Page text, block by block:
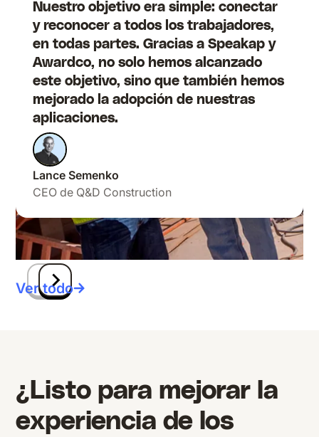
Nuestro objetivo era simple: conectar
y reconocer a todos los trabajadores,
en todas partes. Gracias a Speakap y
Awardco, no solo hemos alcanzado
este objetivo, sino que también hemos
mejorado la adopción de nuestras
aplicaciones.
Lance Semenko
CEO de Q&D Construction
Elegimos Speakap porque aporta
estructura a la forma en que
queremos comunicarnos entre
nosotros y cierra la brecha de
comunicación entre el personal de
oficina, proyectos y servicios.
Huib van Kuilenburg
Especialista en Comunicaciones de BAM
Construcción y Tecnología
Ver todo
¿Listo para mejorar la
experiencia de los